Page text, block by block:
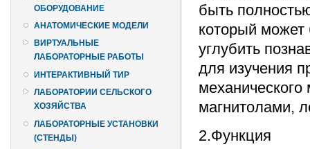
ОБОРУДОВАНИЕ
АНАТОМИЧЕСКИЕ МОДЕЛИ
ВИРТУАЛЬНЫЕ
ЛАБОРАТОРНЫЕ РАБОТЫ
ИНТЕРАКТИВНЫЙ ТИР
ЛАБОРАТОРИИ СЕЛЬСКОГО
ХОЗЯЙСТВА
ЛАБОРАТОРНЫЕ УСТАНОВКИ
(СТЕНДЫ)
быть
который может
углубить
для изучения
магнитолами,
2.Функция